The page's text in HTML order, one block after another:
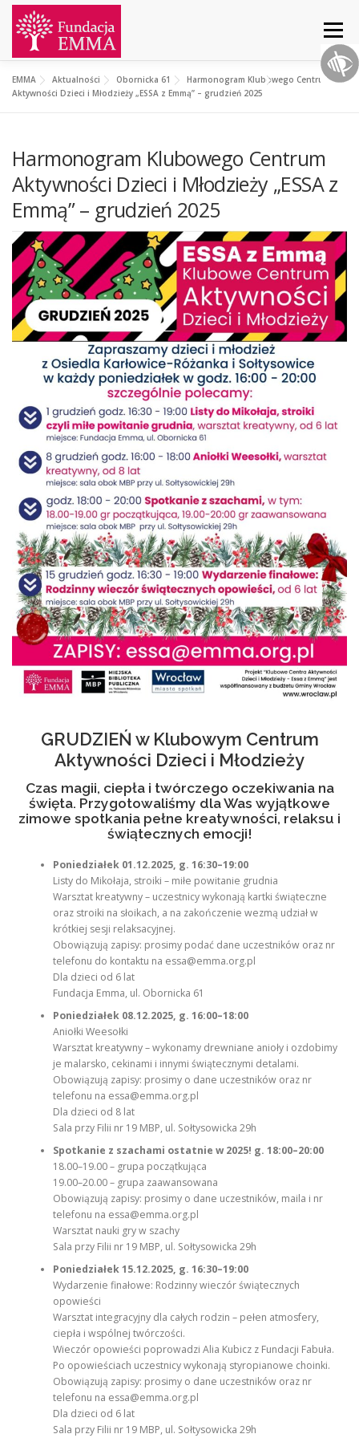
Menu
START O NAS AKTUALNOŚCI
WSPARCIE KONTAKT
EMMA Aktualności Obornicka 61
Harmonogram Klubowego Centrum
Aktywności Dzieci i Młodzieży „ESSA z Emmą” – grudzień 2025
Harmonogram Klubowego Centrum
Aktywności Dzieci i Młodzieży „ESSA z
Emmą” – grudzień 2025
GRUDZIEŃ w Klubowym Centrum
Aktywności Dzieci i Młodzieży
Czas magii, ciepła i twórczego oczekiwania na
święta. Przygotowaliśmy dla Was wyjątkowe
zimowe spotkania pełne kreatywności, relaksu i
świątecznych emocji!
Poniedziałek 01.12.2025, g. 16:30–19:00
Listy do Mikołaja, stroiki – miłe powitanie grudnia
Warsztat kreatywny – uczestnicy wykonają kartki świąteczne
oraz stroiki na słoikach, a na zakończenie wezmą udział w
krótkiej sesji relaksacyjnej.
Obowiązują zapisy: prosimy podać dane uczestników oraz nr
telefonu do kontaktu na essa@emma.org.pl
Dla dzieci od 6 lat
Fundacja Emma, ul. Obornicka 61
Poniedziałek 08.12.2025, g. 16:00–18:00
Aniołki Weesołki
Warsztat kreatywny – wykonamy drewniane anioły i ozdobimy
je malarsko, cekinami i innymi świątecznymi detalami.
Obowiązują zapisy: prosimy o dane uczestników oraz nr
telefonu na essa@emma.org.pl
Dla dzieci od 8 lat
Sala przy Filii nr 19 MBP, ul. Sołtysowicka 29h
Spotkanie z szachami ostatnie w 2025! g. 18:00–20:00
18.00–19.00 – grupa początkująca
19.00–20.00 – grupa zaawansowana
Obowiązują zapisy: prosimy o dane uczestników, maila i nr
telefonu na essa@emma.org.pl
Warsztat nauki gry w szachy
Sala przy Filii nr 19 MBP, ul. Sołtysowicka 29h
Poniedziałek 15.12.2025, g. 16:30–19:00
Wydarzenie finałowe: Rodzinny wieczór świątecznych
opowieści
Warsztat integracyjny dla całych rodzin – pełen atmosfery,
ciepła i wspólnej twórczości.
Wieczór opowieści poprowadzi Alia Kubicz z Fundacji Fabuła.
Po opowieściach uczestnicy wykonają styropianowe choinki.
Obowiązują zapisy: prosimy o dane uczestników oraz nr
telefonu na essa@emma.org.pl
Dla dzieci od 6 lat
Sala przy Filii nr 19 MBP, ul. Sołtysowicka 29h